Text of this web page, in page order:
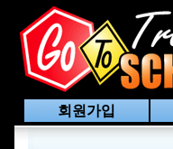
회원가입